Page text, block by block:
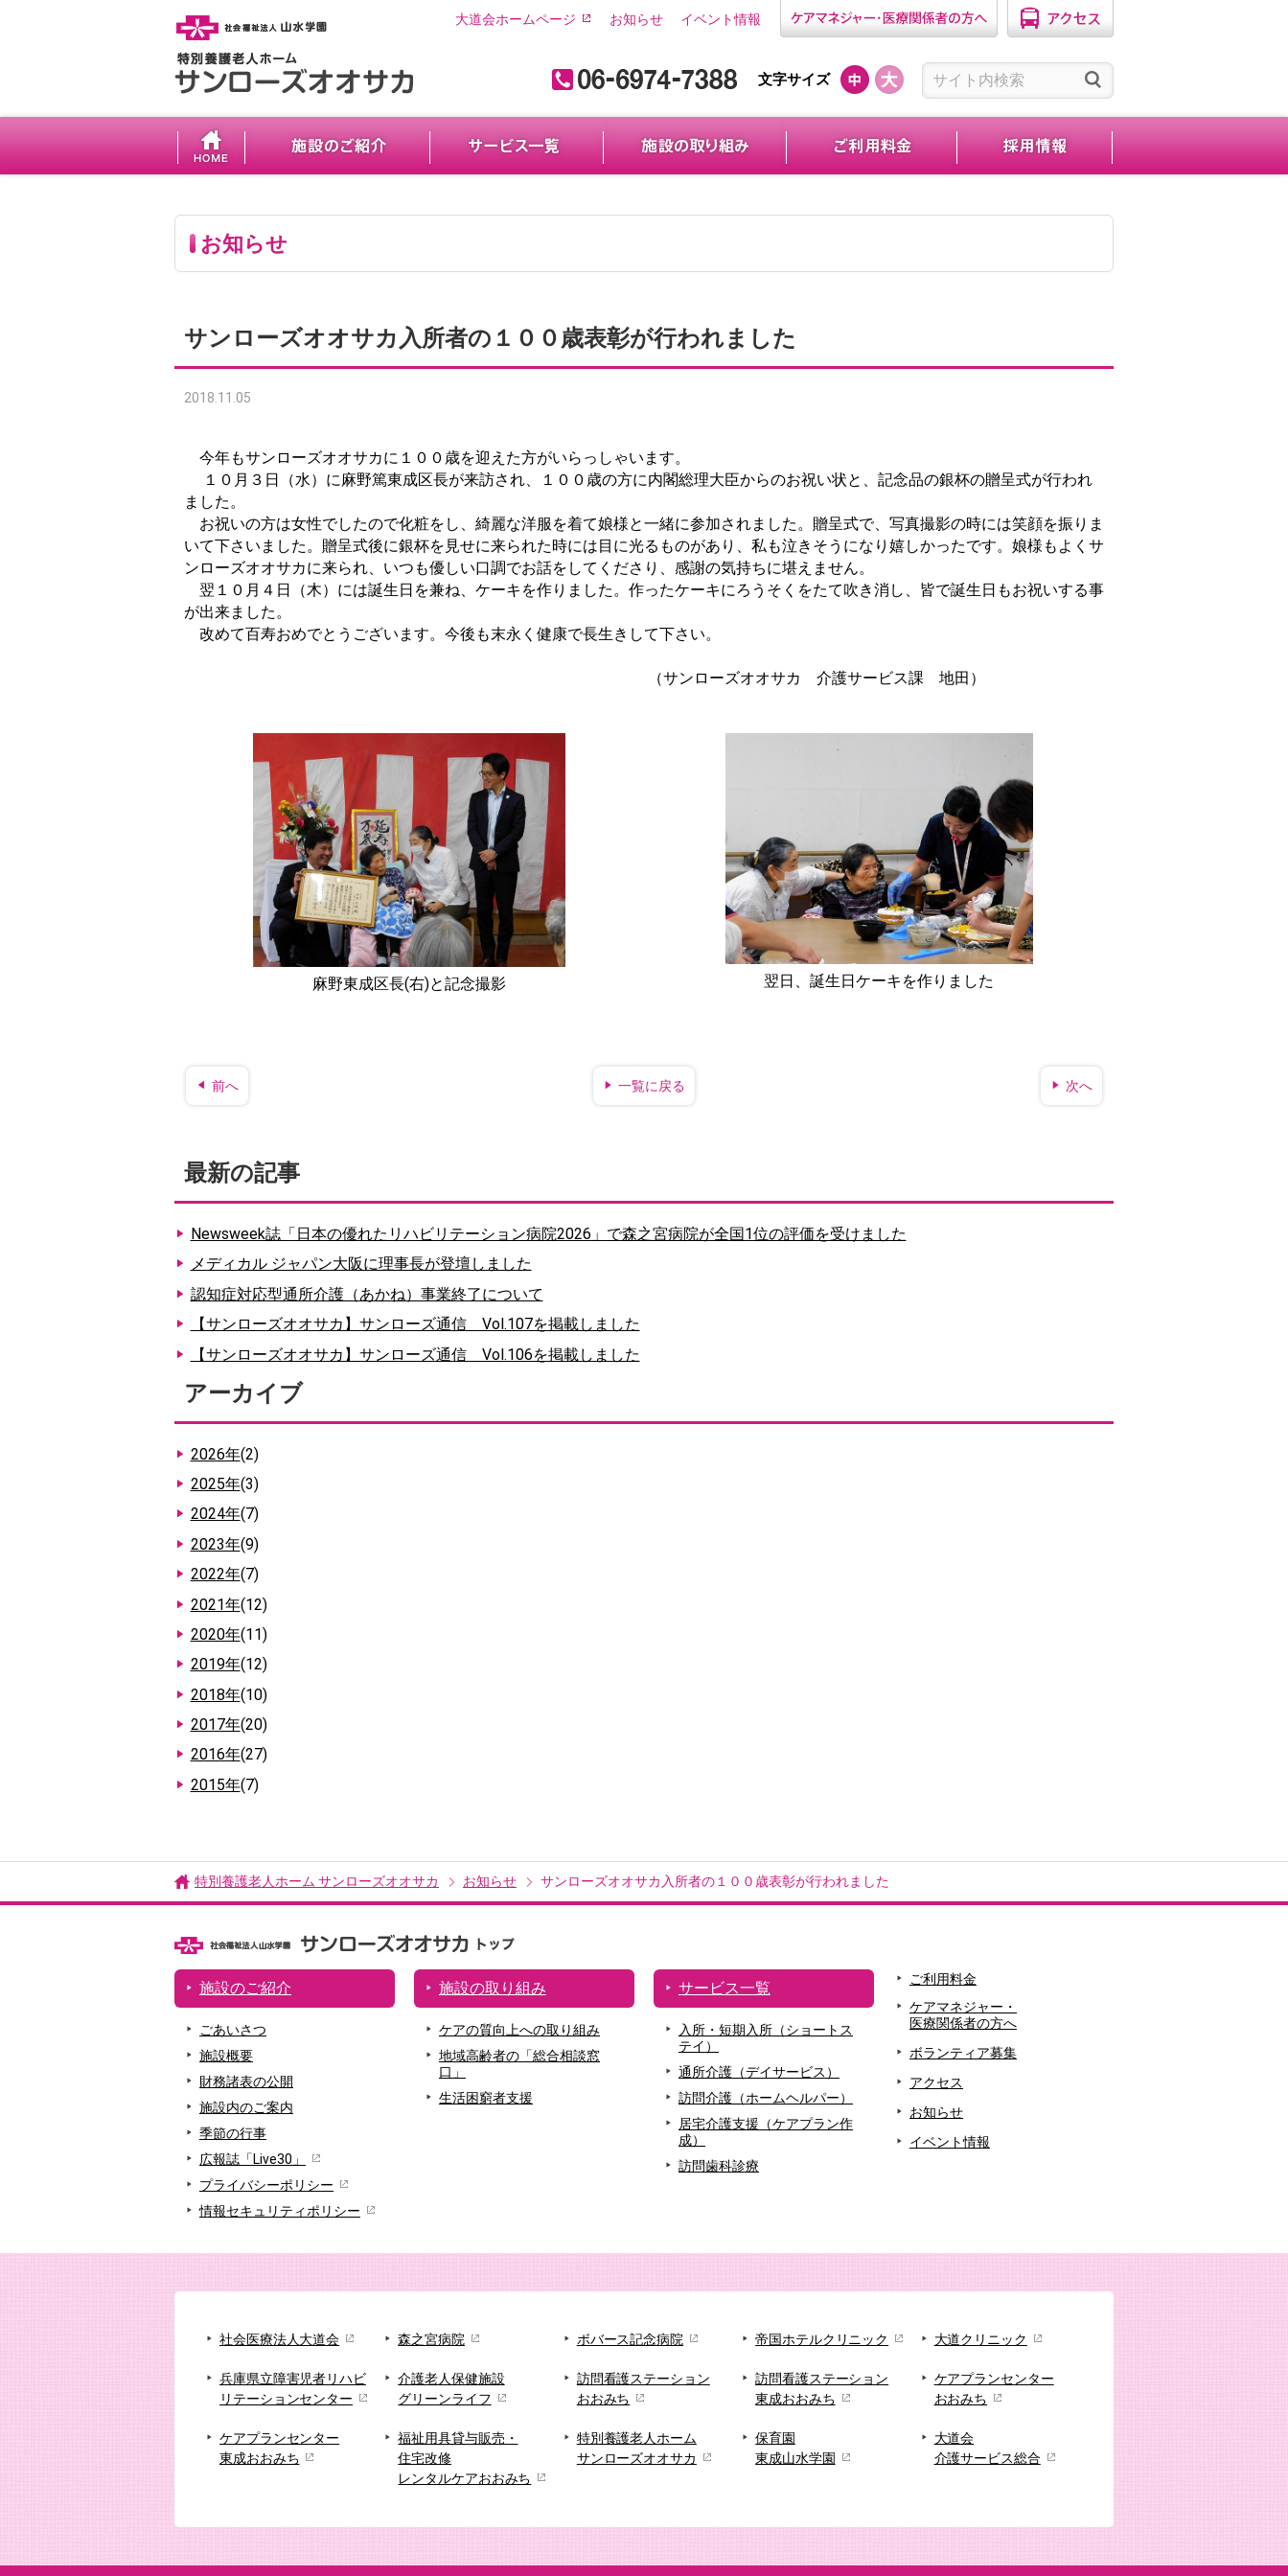
イベント情報
お知らせ
大道会ホームページ
文字サイズ
お知らせ
サンローズオオサカ入所者の１００歳表彰が行われました
2018.11.05
今年もサンローズオオサカに１００歳を迎えた方がいらっしゃいます。
１０月３日（水）に麻野篤東成区長が来訪され、１００歳の方に内閣総理大臣からのお祝い状と、記念品の銀杯の贈呈式が行われ
ました。
お祝いの方は女性でしたので化粧をし、綺麗な洋服を着て娘様と一緒に参加されました。贈呈式で、写真撮影の時には笑顔を振りま
いて下さいました。贈呈式後に銀杯を見せに来られた時には目に光るものがあり、私も泣きそうになり嬉しかったです。娘様もよくサ
ンローズオオサカに来られ、いつも優しい口調でお話をしてくださり、感謝の気持ちに堪えません。
翌１０月４日（木）には誕生日を兼ね、ケーキを作りました。作ったケーキにろうそくをたて吹き消し、皆で誕生日もお祝いする事
が出来ました。
改めて百寿おめでとうございます。今後も末永く健康で長生きして下さい。
（サンローズオオサカ 介護サービス課 地田）
麻野東成区長(右)と記念撮影 翌日、誕生日ケーキを作りました
前へ 一覧に戻る 次へ
最新の記事
Newsweek誌「日本の優れたリハビリテーション病院2026」で森之宮病院が全国1位の評価を受けました
メディカル ジャパン大阪に理事長が登壇しました
認知症対応型通所介護（あかね）事業終了について
【サンローズオオサカ】サンローズ通信 Vol.107を掲載しました
【サンローズオオサカ】サンローズ通信 Vol.106を掲載しました
アーカイブ
2026年(2)
2025年(3)
2024年(7)
2023年(9)
2022年(7)
2021年(12)
2020年(11)
2019年(12)
2018年(10)
2017年(20)
2016年(27)
2015年(7)
特別養護老人ホーム サンローズオオサカ お知らせ サンローズオオサカ入所者の１００歳表彰が行われました
施設のご紹介
ごあいさつ
施設概要
財務諸表の公開
施設内のご案内
季節の行事
広報誌「Live30」
プライバシーポリシー
情報セキュリティポリシー
施設の取り組み
ケアの質向上への取り組み
地域高齢者の「総合相談窓
口」
生活困窮者支援
サービス一覧
入所・短期入所（ショートス
テイ）
通所介護（デイサービス）
訪問介護（ホームヘルパー）
居宅介護支援（ケアプラン作
成）
訪問歯科診療
ご利用料金
ケアマネジャー・
医療関係者の方へ
ボランティア募集
アクセス
お知らせ
イベント情報
社会医療法人大道会 森之宮病院 ボバース記念病院 帝国ホテルクリニック 大道クリニック
兵庫県立障害児者リハビ
リテーションセンター
介護老人保健施設
グリーンライフ
訪問看護ステーション
おおみち
訪問看護ステーション
東成おおみち
ケアプランセンター
おおみち
ケアプランセンター
東成おおみち
福祉用具貸与販売・
住宅改修
レンタルケアおおみち
特別養護老人ホーム
サンローズオオサカ
保育園
東成山水学園
大道会
介護サービス総合